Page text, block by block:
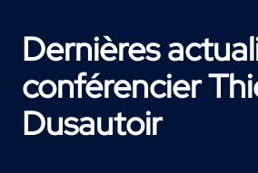
Dernières
conférencier
Dusautoir